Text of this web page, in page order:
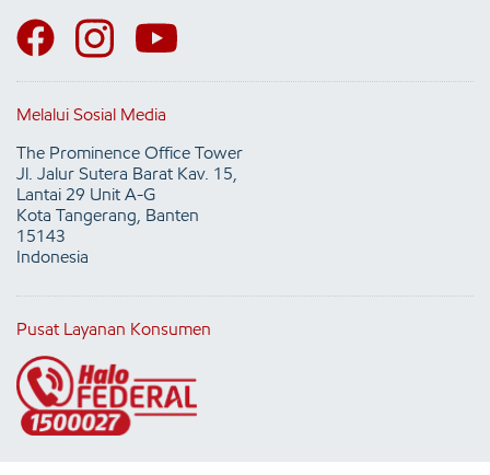
Melalui Sosial Media
The Prominence Office Tower
Jl. Jalur Sutera Barat Kav. 15,
Lantai 29 Unit A-G
Kota Tangerang, Banten
15143
Indonesia
Pusat Layanan Konsumen